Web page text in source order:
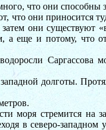
что они способны
что они приносится
они существуют
еще и потому, что
Саргассова
долготы.
стремится на
в северо-